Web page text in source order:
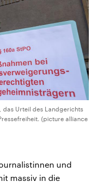
das Urteil des Landgerichts
(picture alliance
und
massiv in die